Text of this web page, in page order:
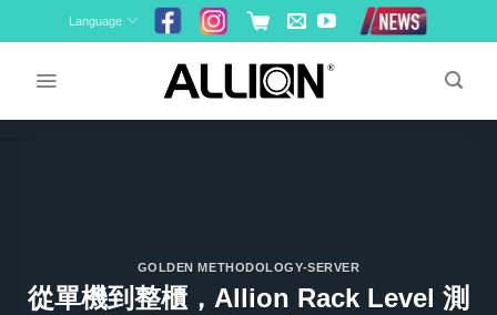
to
Language
GOLDEN METHODOLOGY-SERVER
從單機到整櫃，Allion Rack Level 測